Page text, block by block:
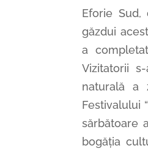
Eforie
găzdui
a
Vizitatorii
naturală a
Festivalului
sărbătoare
bogăția